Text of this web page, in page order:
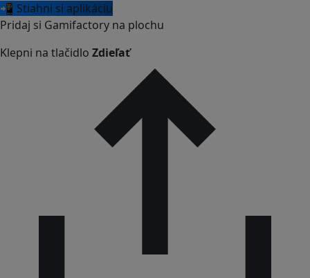
📲 Stiahni si aplikáciu
Pridaj si Gamifactory na plochu
Klepni na tlačidlo Zdieľať